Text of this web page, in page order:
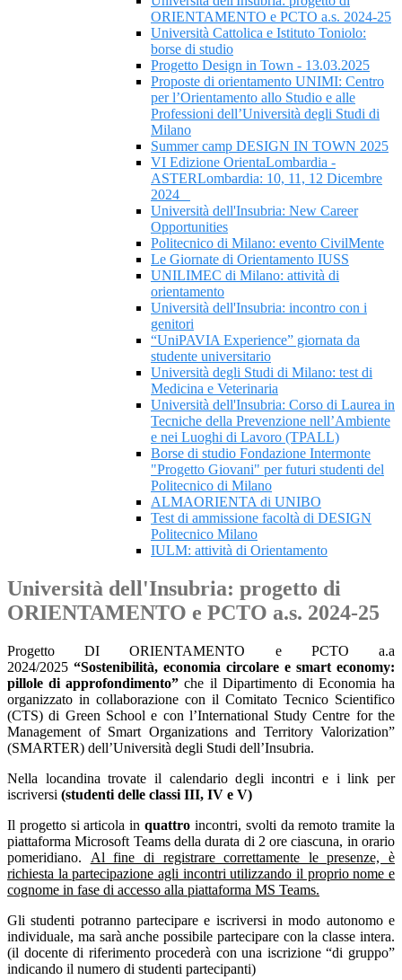
ORIENTAMENTO e PCTO a.s. 2024-25
Università Cattolica e Istituto Toniolo:
borse di studio
Progetto Design in Town - 13.03.2025
Proposte di orientamento UNIMI: Centro
per l’Orientamento allo Studio e alle
Professioni dell’Università degli Studi di
Milano
Summer camp DESIGN IN TOWN 2025
VI Edizione OrientaLombardia -
ASTERLombardia: 10, 11, 12 Dicembre
2024
Università dell'Insubria: New Career
Opportunities
Politecnico di Milano: evento CivilMente
Le Giornate di Orientamento IUSS
UNILIMEC di Milano: attività di
orientamento
Università dell'Insubria: incontro con i
genitori
“UniPAVIA Experience” giornata da
studente universitario
Università degli Studi di Milano: test di
Medicina e Veterinaria
Università dell'Insubria: Corso di Laurea in
Tecniche della Prevenzione nell’Ambiente
e nei Luoghi di Lavoro (TPALL)
Borse di studio Fondazione Intermonte
"Progetto Giovani" per futuri studenti del
Politecnico di Milano
ALMAORIENTA di UNIBO
Test di ammissione facoltà di DESIGN
Politecnico Milano
IULM: attività di Orientamento
Università dell'Insubria: progetto di
ORIENTAMENTO e PCTO a.s. 2024-25
Progetto DI ORIENTAMENTO e PCTO a.a
2024/2025 “Sostenibilità, economia circolare e smart economy:
pillole di approfondimento” che il Dipartimento di Economia ha
organizzato in collaborazione con il Comitato Tecnico Scientifico
(CTS) di Green School e con l’International Study Centre for the
Management of Smart Organizations and Territory Valorization”
(SMARTER) dell’Università degli Studi dell’Insubria.
Nella locandina trovate il calendario degli incontri e i link per
iscriversi (studenti delle classi III, IV e V)
Il progetto si articola inquattro incontri, svolti da remoto tramite la
piattaforma Microsoft Teams della durata di 2 ore ciascuna, in orario
pomeridiano. Al fine di registrare correttamente le presenze, è
richiesta la partecipazione agli incontri utilizzando il proprio nome e
cognome in fase di accesso alla piattaforma MS Teams.
Gli studenti potranno partecipare e iscriversi in modo autonomo e
individuale, ma sarà anche possibile partecipare con la classe intera.
(il docente di riferimento procederà con una iscrizione “di gruppo”
indicando il numero di studenti partecipanti)